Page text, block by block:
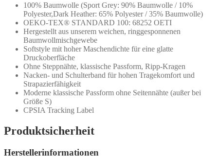
100% Baumwolle (Sport Grey: 90% Baumwolle / 10%
Polyester,Dark Heather: 65% Polyester / 35% Baumwolle)
OEKO-TEX® STANDARD 100: 68252 OETI
Hergestellt aus unserem weichen, ringgesponnenen
Baumwollmischgewebe
Softstyle mit hoher Maschendichte für eine glatte
Druckoberfläche
Ohne Steppnähte, klassische Passform, Ripp-Kragen
Nacken- und Schulterband für hohen Tragekomfort und
Strapazierfähigkeit
Moderne klassische Passform ohne Seitennähte (außer bei
Größe S)
CPSIA Tracking Label
Produktsicherheit
Herstellerinformationen